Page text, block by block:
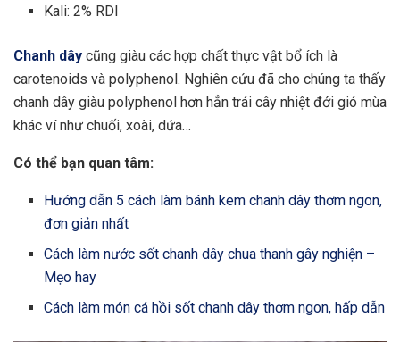
Kali: 2% RDI
Chanh dây cũng giàu các hợp chất thực vật bổ ích là
carotenoids và polyphenol. Nghiên cứu đã cho chúng ta thấy
chanh dây giàu polyphenol hơn hẳn trái cây nhiệt đới gió mùa
khác ví như chuối, xoài, dứa…
Có thể bạn quan tâm:
Hướng dẫn 5 cách làm bánh kem chanh dây thơm ngon,
đơn giản nhất
Cách làm nước sốt chanh dây chua thanh gây nghiện –
Mẹo hay
Cách làm món cá hồi sốt chanh dây thơm ngon, hấp dẫn